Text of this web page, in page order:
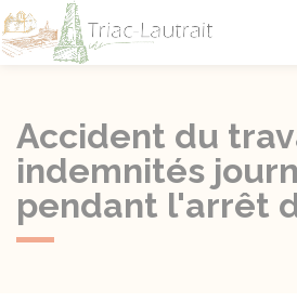
Accident du
indemnités
pendant l'arrêt